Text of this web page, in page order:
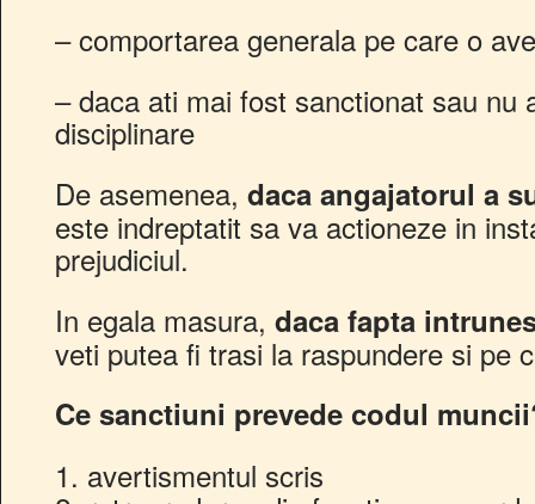
– comportarea generala pe care o
– daca ati mai fost sanctionat sau nu
disciplinare
De asemenea, daca angajatorul a
este indreptatit sa va actioneze in
prejudiciul.
In egala masura, daca fapta
veti putea fi trasi la raspundere si pe
Ce sanctiuni prevede codul
1. avertismentul scris